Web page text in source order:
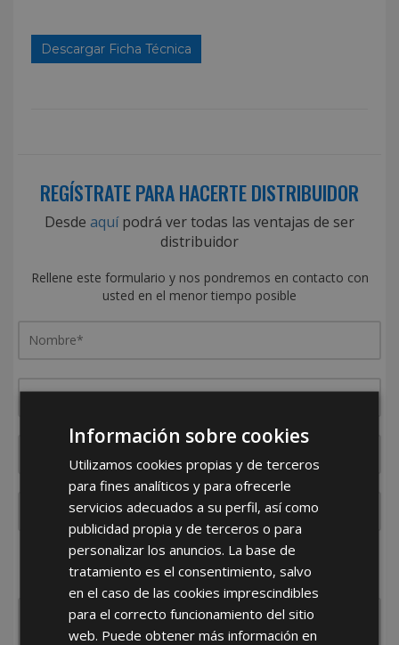
Descargar Ficha Técnica
REGÍSTRATE PARA HACERTE DISTRIBUIDOR
Desde aquípodrá ver todas las ventajas de ser
distribuidor
Rellene este formulario y nos pondremos en contacto con
usted en el menor tiempo posible
¿De dónde es la empresa?
España
Portugal Otros
Información sobre cookies
Utilizamos cookies propias y de terceros
para fines analíticos y para ofrecerle
servicios adecuados a su perfil, así como
publicidad propia y de terceros o para
personalizar los anuncios. La base de
tratamiento es el consentimiento, salvo
en el caso de las cookies imprescindibles
para el correcto funcionamiento del sitio
web. Puede obtener más información en